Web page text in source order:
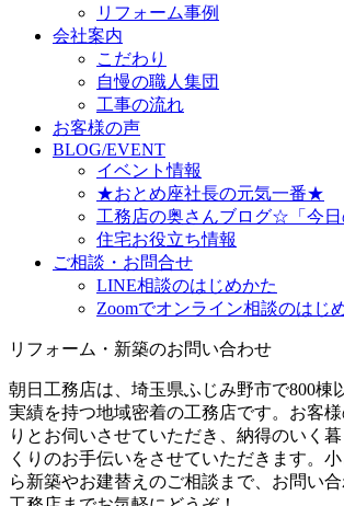
リフォーム事例
会社案内
こだわり
自慢の職人集団
工事の流れ
お客様の声
BLOG/EVENT
イベント情報
★おとめ座社長の元気一番★
工務店の奥さんブログ☆「今日
住宅お役立ち情報
ご相談・お問合せ
LINE相談のはじめかた
Zoomでオンライン相談のはじ
リフォーム・新築のお問い合わせ
朝日工務店は、埼玉県ふじみ野市で800棟
実績を持つ地域密着の工務店です。お客
りとお伺いさせていただき、納得のいく
くりのお手伝いをさせていただきます。
ら新築やお建替えのご相談まで、お問い